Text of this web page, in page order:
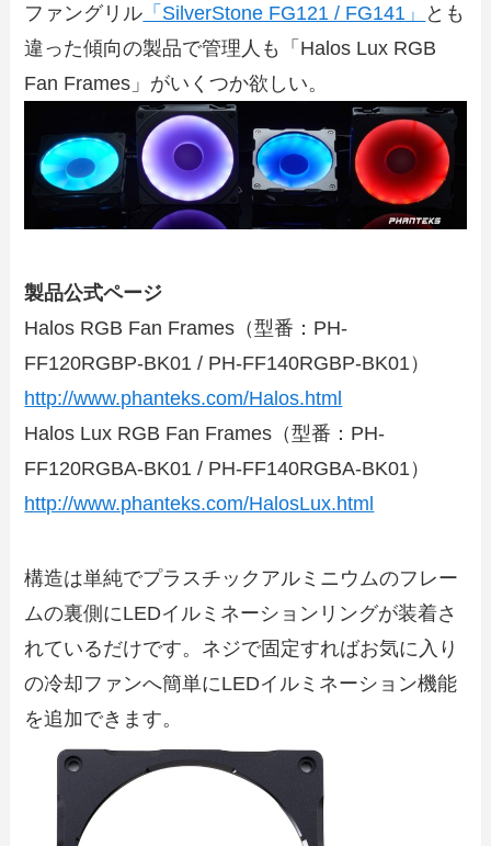
ファングリル 「SilverStone FG121 / FG141」
とも
違った傾向の製品で管理人も「Halos Lux RGB
Fan Frames」がいくつか欲しい。
製品公式ページ
Halos RGB Fan Frames（型番：PH-
FF120RGBP-BK01 / PH-FF140RGBP-BK01）
http://www.phanteks.com/Halos.html
Halos Lux RGB Fan Frames（型番：PH-
FF120RGBA-BK01 / PH-FF140RGBA-BK01）
http://www.phanteks.com/HalosLux.html
構造は単純でプラスチックアルミニウムのフレー
ムの裏側にLEDイルミネーションリングが装着さ
れているだけです。ネジで固定すればお気に入り
の冷却ファンへ簡単にLEDイルミネーション機能
を追加できます。